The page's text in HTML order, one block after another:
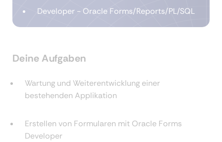
Developer - Oracle Forms/Reports/PL/SQL
Deine Aufgaben
Wartung und Weiterentwicklung einer
bestehenden Applikation
Erstellen von Formularen mit Oracle Forms
Developer